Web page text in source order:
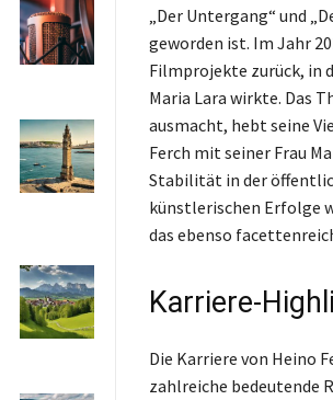
„Der Untergang“ und
geworden ist. Im Jahr
Filmprojekte zurück, in
Maria Lara wirkte. Das
ausmacht, hebt seine
Ferch mit seiner Frau
Stabilität in der
künstlerischen Erfolge
das ebenso
Karriere-
Die Karriere von Heino
zahlreiche bedeutende